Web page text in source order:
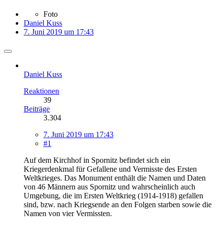
Foto
Daniel Kuss
7. Juni 2019 um 17:43
Daniel Kuss
Reaktionen
39
Beiträge
3.304
7. Juni 2019 um 17:43
#1
Auf dem Kirchhof in Spornitz befindet sich ein
Kriegerdenkmal für Gefallene und Vermisste des Ersten
Weltkrieges. Das Monument enthält die Namen und Daten
von 46 Männern aus Spornitz und wahrscheinlich auch
Umgebung, die im Ersten Weltkrieg (1914-1918) gefallen
sind, bzw. nach Kriegsende an den Folgen starben sowie die
Namen von vier Vermissten.